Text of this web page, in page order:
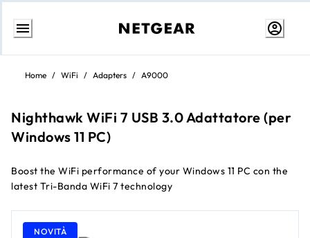
Passa
contenuto
Home / WiFi / Adapters / A9000
Nighthawk WiFi 7 USB 3.0 Adattatore (per
Windows 11 PC)
Boost the WiFi performance of your Windows 11 PC con the
latest Tri-Banda WiFi 7 technology
NOVITÀ